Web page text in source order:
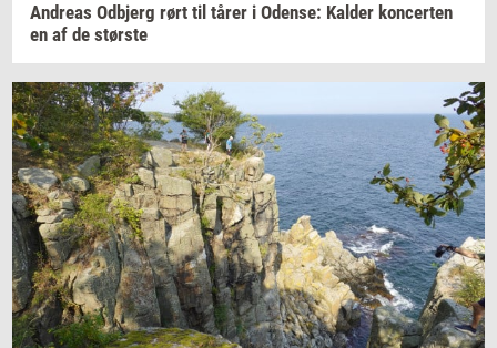
An­dreas Od­b­jerg rørt til tårer i Oden­se: Kal­der kon­cer­ten
en af de stør­ste